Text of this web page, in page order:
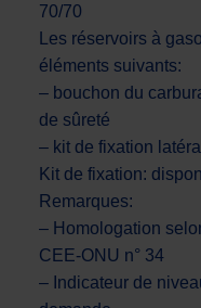
70/70
Les réservoirs à
éléments suivants:
– bouchon du
de sûreté
– kit de fixation
Kit de fixation:
Remarques:
– Homologation
CEE-ONU n° 34
– Indicateur de